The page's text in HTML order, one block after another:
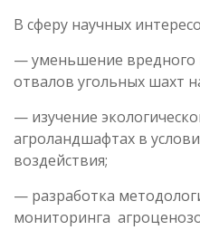
В сферу научных
— уменьшение вредного
отвалов угольных шахт
— изучение
агроландшафтах в
воздействия;
— разработка
мониторинга